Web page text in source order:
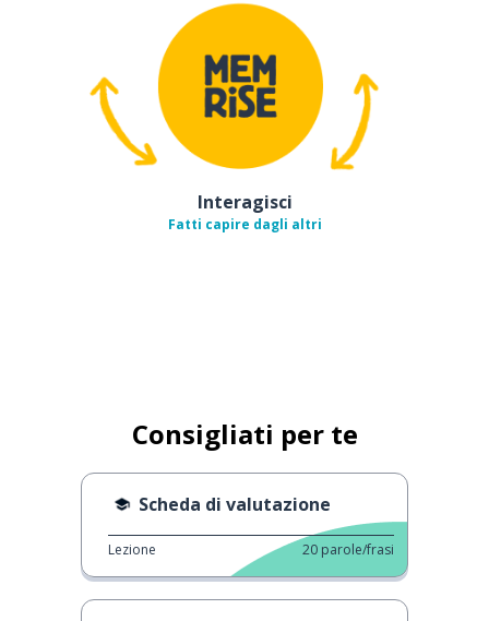
Interagisci
Fatti capire dagli altri
Consigliati per te
Scheda di valutazione
Lezione 20 parole/frasi